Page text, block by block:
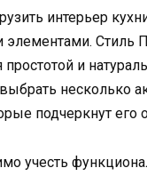
интерьер
Стиль
простотой и
несколько
подчеркнут его
учесть